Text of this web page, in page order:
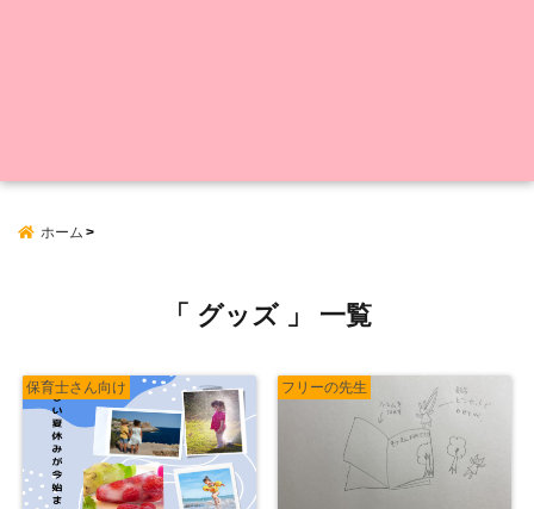
ホーム
「 グッズ 」 一覧
保育士さん向け フリーの先生